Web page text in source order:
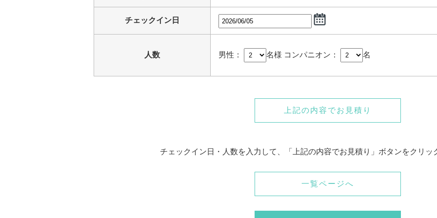
チェックイン日
人数 男性： 名様 コンパニオン： 名
上記の内容でお見積り
チェックイン日・人数を入力して、「上記の内容でお見積り」ボタンをクリッ
一覧ページへ